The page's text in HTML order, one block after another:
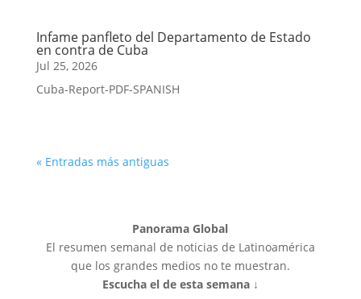
Infame panfleto del Departamento de Estado
en contra de Cuba
Jul 25, 2026
Cuba-Report-PDF-SPANISH
« Entradas más antiguas
Panorama Global
El resumen semanal de noticias de Latinoamérica
que los grandes medios no te muestran.
Escucha el de esta semana ↓